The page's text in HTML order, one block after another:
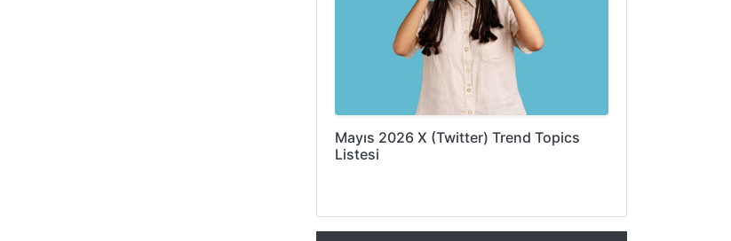
Mayıs 2026 X (Twitter) Trend Topics
Listesi